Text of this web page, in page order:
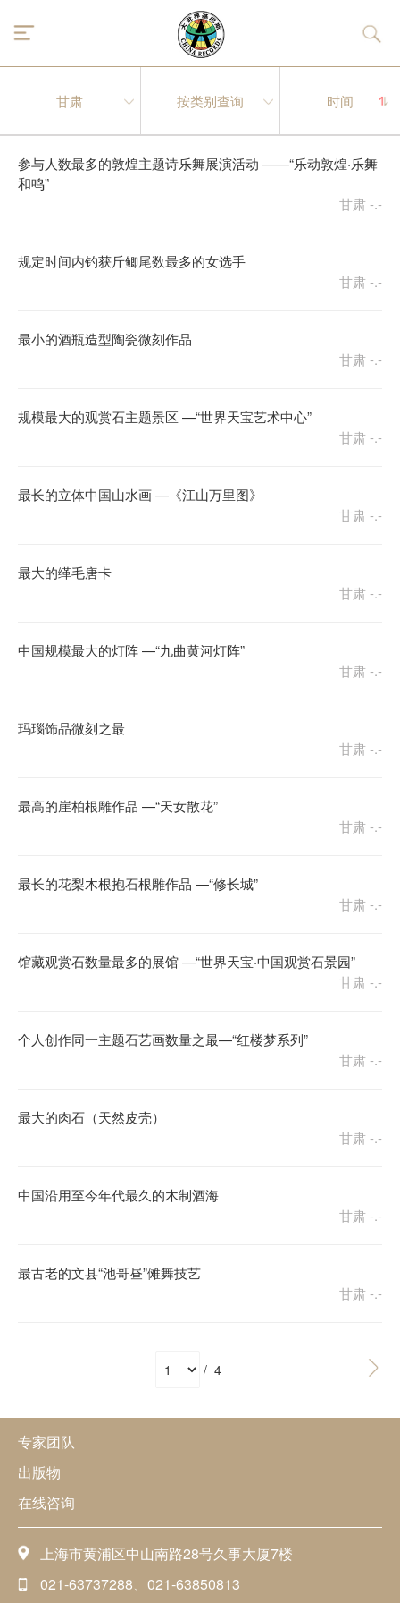
参与人数最多的敦煌主题诗乐舞展演活动 ——“乐动敦煌·乐舞
和鸣”
甘肃-.-
规定时间内钓获斤鲫尾数最多的女选手
甘肃-.-
最小的酒瓶造型陶瓷微刻作品
甘肃-.-
规模最大的观赏石主题景区 —“世界天宝艺术中心”
甘肃-.-
最长的立体中国山水画 —《江山万里图》
甘肃-.-
最大的缂毛唐卡
甘肃-.-
中国规模最大的灯阵 —“九曲黄河灯阵”
甘肃-.-
玛瑙饰品微刻之最
甘肃-.-
最高的崖柏根雕作品 —“天女散花”
甘肃-.-
最长的花梨木根抱石根雕作品 —“修长城”
甘肃-.-
馆藏观赏石数量最多的展馆 —“世界天宝·中国观赏石景园”
甘肃-.-
个人创作同一主题石艺画数量之最—“红楼梦系列”
甘肃-.-
最大的肉石（天然皮壳）
甘肃-.-
中国沿用至今年代最久的木制酒海
甘肃-.-
最古老的文县“池哥昼”傩舞技艺
甘肃-.-
/ 4
专家团队
出版物
在线咨询
上海市黄浦区中山南路28号久事大厦7楼
021-63737288、021-63850813